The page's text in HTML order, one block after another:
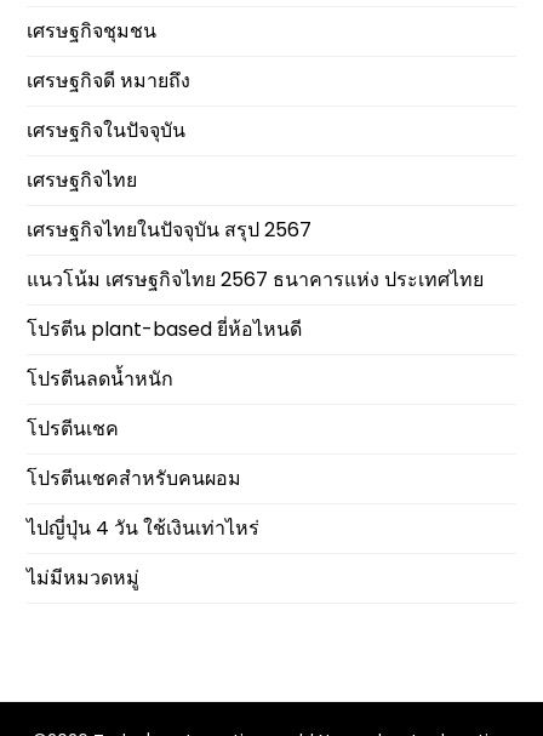
เศรษฐกิจชุมชน
เศรษฐกิจดี หมายถึง
เศรษฐกิจในปัจจุบัน
เศรษฐกิจไทย
เศรษฐกิจไทยในปัจจุบัน สรุป 2567
แนวโน้ม เศรษฐกิจไทย 2567 ธนาคารแห่ง ประเทศไทย
โปรตีน plant-based ยี่ห้อไหนดี
โปรตีนลดน้ำหนัก
โปรตีนเชค
โปรตีนเชคสำหรับคนผอม
ไปญี่ปุ่น 4 วัน ใช้เงินเท่าไหร่
ไม่มีหมวดหมู่